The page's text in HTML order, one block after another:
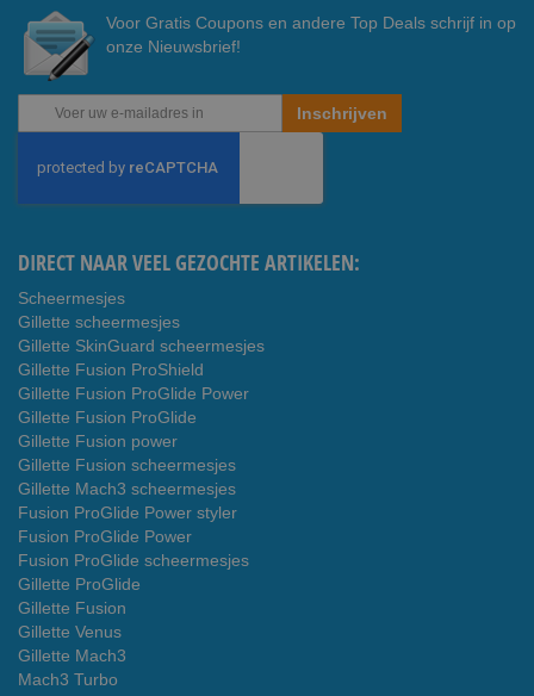
Voor Gratis Coupons en andere Top Deals schrijf in op
onze Nieuwsbrief!
Abonneer
u
onze
nieuwsbrief
Inschrijven
DIRECT NAAR VEEL GEZOCHTE ARTIKELEN:
Scheermesjes
Gillette scheermesjes
Gillette SkinGuard scheermesjes
Gillette Fusion ProShield
Gillette Fusion ProGlide Power
Gillette Fusion ProGlide
Gillette Fusion power
Gillette Fusion scheermesjes
Gillette Mach3 scheermesjes
Fusion ProGlide Power styler
Fusion ProGlide Power
Fusion ProGlide scheermesjes
Gillette ProGlide
Gillette Fusion
Gillette Venus
Gillette Mach3
Mach3 Turbo